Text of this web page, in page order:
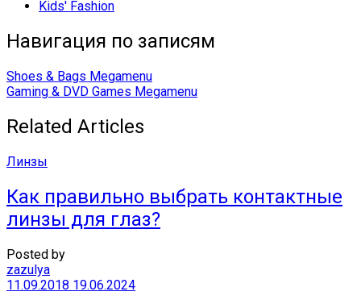
Kids' Fashion
Навигация по записям
Shoes & Bags Megamenu
Gaming & DVD Games Megamenu
Related Articles
Линзы
Как правильно выбрать контактные
линзы для глаз?
Posted by
zazulya
11.09.2018 19.06.2024